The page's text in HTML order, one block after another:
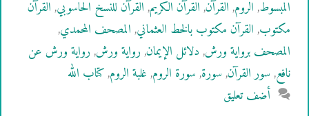
المبسوط,الروم,القرآن,القرآن الكريم,القرآن للنسخ الحاسوبي,القرآن
مكتوب,القرآن مكتوب بالخط العثماني,المصحف المحمدي,
المصحف برواية ورش,دلائل الإيمان,رواية ورش,رواية ورش عن
نافع,سور القرآن,سورة,سورة الروم,غلبة الروم,كتاب الله
أضف تعليق